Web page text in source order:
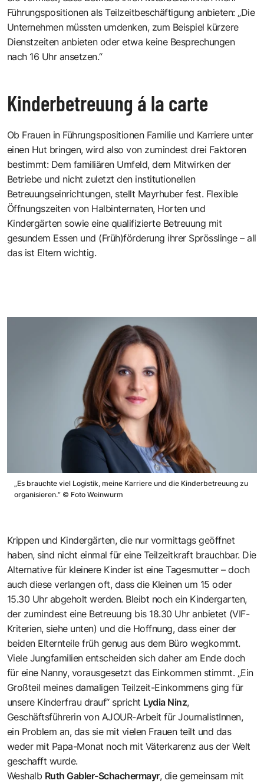
Führungspositionen als Teilzeitbeschäftigung anbieten: „Die
Unternehmen müssten umdenken, zum Beispiel kürzere
Dienstzeiten anbieten oder etwa keine Besprechungen
nach 16 Uhr ansetzen.“
Kinderbetreuung á la carte
Ob Frauen in Führungspositionen Familie und Karriere unter
einen Hut bringen, wird also von zumindest drei Faktoren
bestimmt: Dem familiären Umfeld, dem Mitwirken der
Betriebe und nicht zuletzt den institutionellen
Betreuungseinrichtungen, stellt Mayrhuber fest. Flexible
Öffnungszeiten von Halbinternaten, Horten und
Kindergärten sowie eine qualifizierte Betreuung mit
gesundem Essen und (Früh)förderung ihrer Sprösslinge – all
das ist Eltern wichtig.
„Es brauchte viel Logistik, meine Karriere und die Kinderbetreuung zu
organisieren.“ © Foto Weinwurm
Krippen und Kindergärten, die nur vormittags geöffnet
haben, sind nicht einmal für eine Teilzeitkraft brauchbar. Die
Alternative für kleinere Kinder ist eine Tagesmutter – doch
auch diese verlangen oft, dass die Kleinen um 15 oder
15.30 Uhr abgeholt werden. Bleibt noch ein Kindergarten,
der zumindest eine Betreuung bis 18.30 Uhr anbietet (VIF-
Kriterien, siehe unten) und die Hoffnung, dass einer der
beiden Elternteile früh genug aus dem Büro wegkommt.
Viele Jungfamilien entscheiden sich daher am Ende doch
für eine Nanny, vorausgesetzt das Einkommen stimmt. „Ein
Großteil meines damaligen Teilzeit-Einkommens ging für
unsere Kinderfrau drauf“ spricht Lydia Ninz,
Geschäftsführerin von AJOUR-Arbeit für JournalistInnen,
ein Problem an, das sie mit vielen Frauen teilt und das
weder mit Papa-Monat noch mit Väterkarenz aus der Welt
geschafft wurde.
Weshalb Ruth Gabler-Schachermayr, die gemeinsam mit